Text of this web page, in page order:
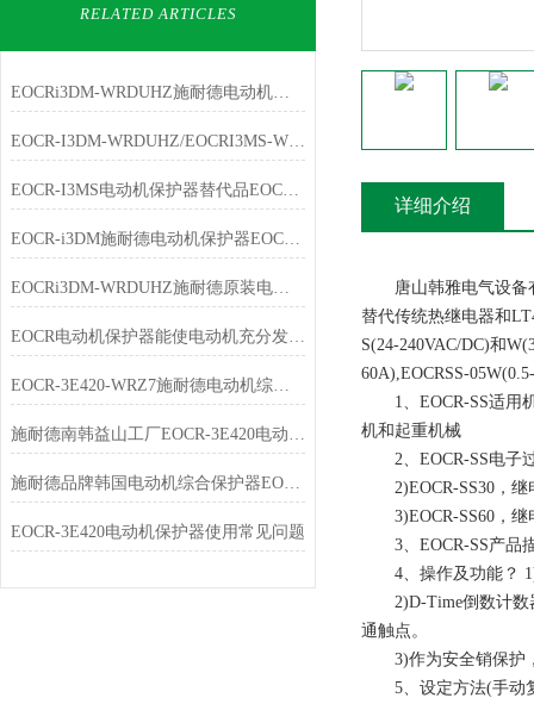
RELATED ARTICLES
EOCRi3DM-WRDUHZ施耐德电动机保护器技术说明
EOCR-I3DM-WRDUHZ/EOCRI3MS-WRDUHZ施耐德原装电动机保护器简介
EOCR-I3MS电动机保护器替代品EOCR-i3DM特点
EOCR-i3DM施耐德电动机保护器EOCRi3DM-WRDUHZ产品简介
EOCRi3DM-WRDUHZ施耐德原装电动机保护器特点
EOCR电动机保护器能使电动机充分发挥过载能力，又能免于损坏
EOCR-3E420-WRZ7施耐德电动机综合保护器选型指南
施耐德南韩益山工厂EOCR-3E420电动机综合保护器
施耐德品牌韩国电动机综合保护器EOCR-3E420-WRZ7简介
EOCR-3E420电动机保护器使用常见问题
详细介绍
唐山韩雅电气设备有
替代传统热继电器和
S(24-240VAC/DC)和
60A),EOCRSS-
1、EOCR-SS适用机
机和起重机械
2、EOCR-SS电子过
2)EOCR-SS30，继
3)EOCR-SS60，继
3、EOCR-SS产品描
4、操作及功能？
2)D-Time倒数计数器
通触点。
3)作为安全销保护，
5、设定方法(手动复